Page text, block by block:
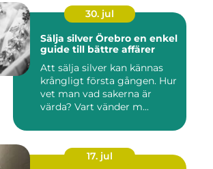
30. jul
Sälja silver Örebro en enkel
guide till bättre affärer
Att sälja silver kan kännas
krångligt första gången. Hur
vet man vad sakerna är
värda? Vart vänder m...
17. jul